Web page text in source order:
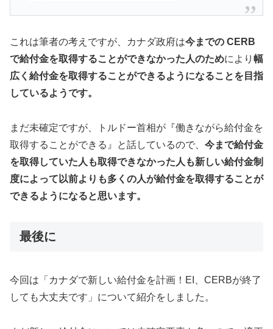
これは筆者の考えですが、カナダ政府は今までの CERB
で給付金を取得することができなかった人のためにより 幅
広く給付金を取得することができるようになることを目指
しているようです。
まだ未確定ですが、トルドー首相が『働きながら給付金を
取得することができる』と話しているので、 今まで給付金
を取得していた人も取得できなかった人も新しい給付金制
度によって以前よりも多くの人が給付金を取得することが
できるようになると思います。
最後に
今回は「カナダで新しい給付金を計画！EI、CERBが終了
しても大丈夫です」について紹介をしました。